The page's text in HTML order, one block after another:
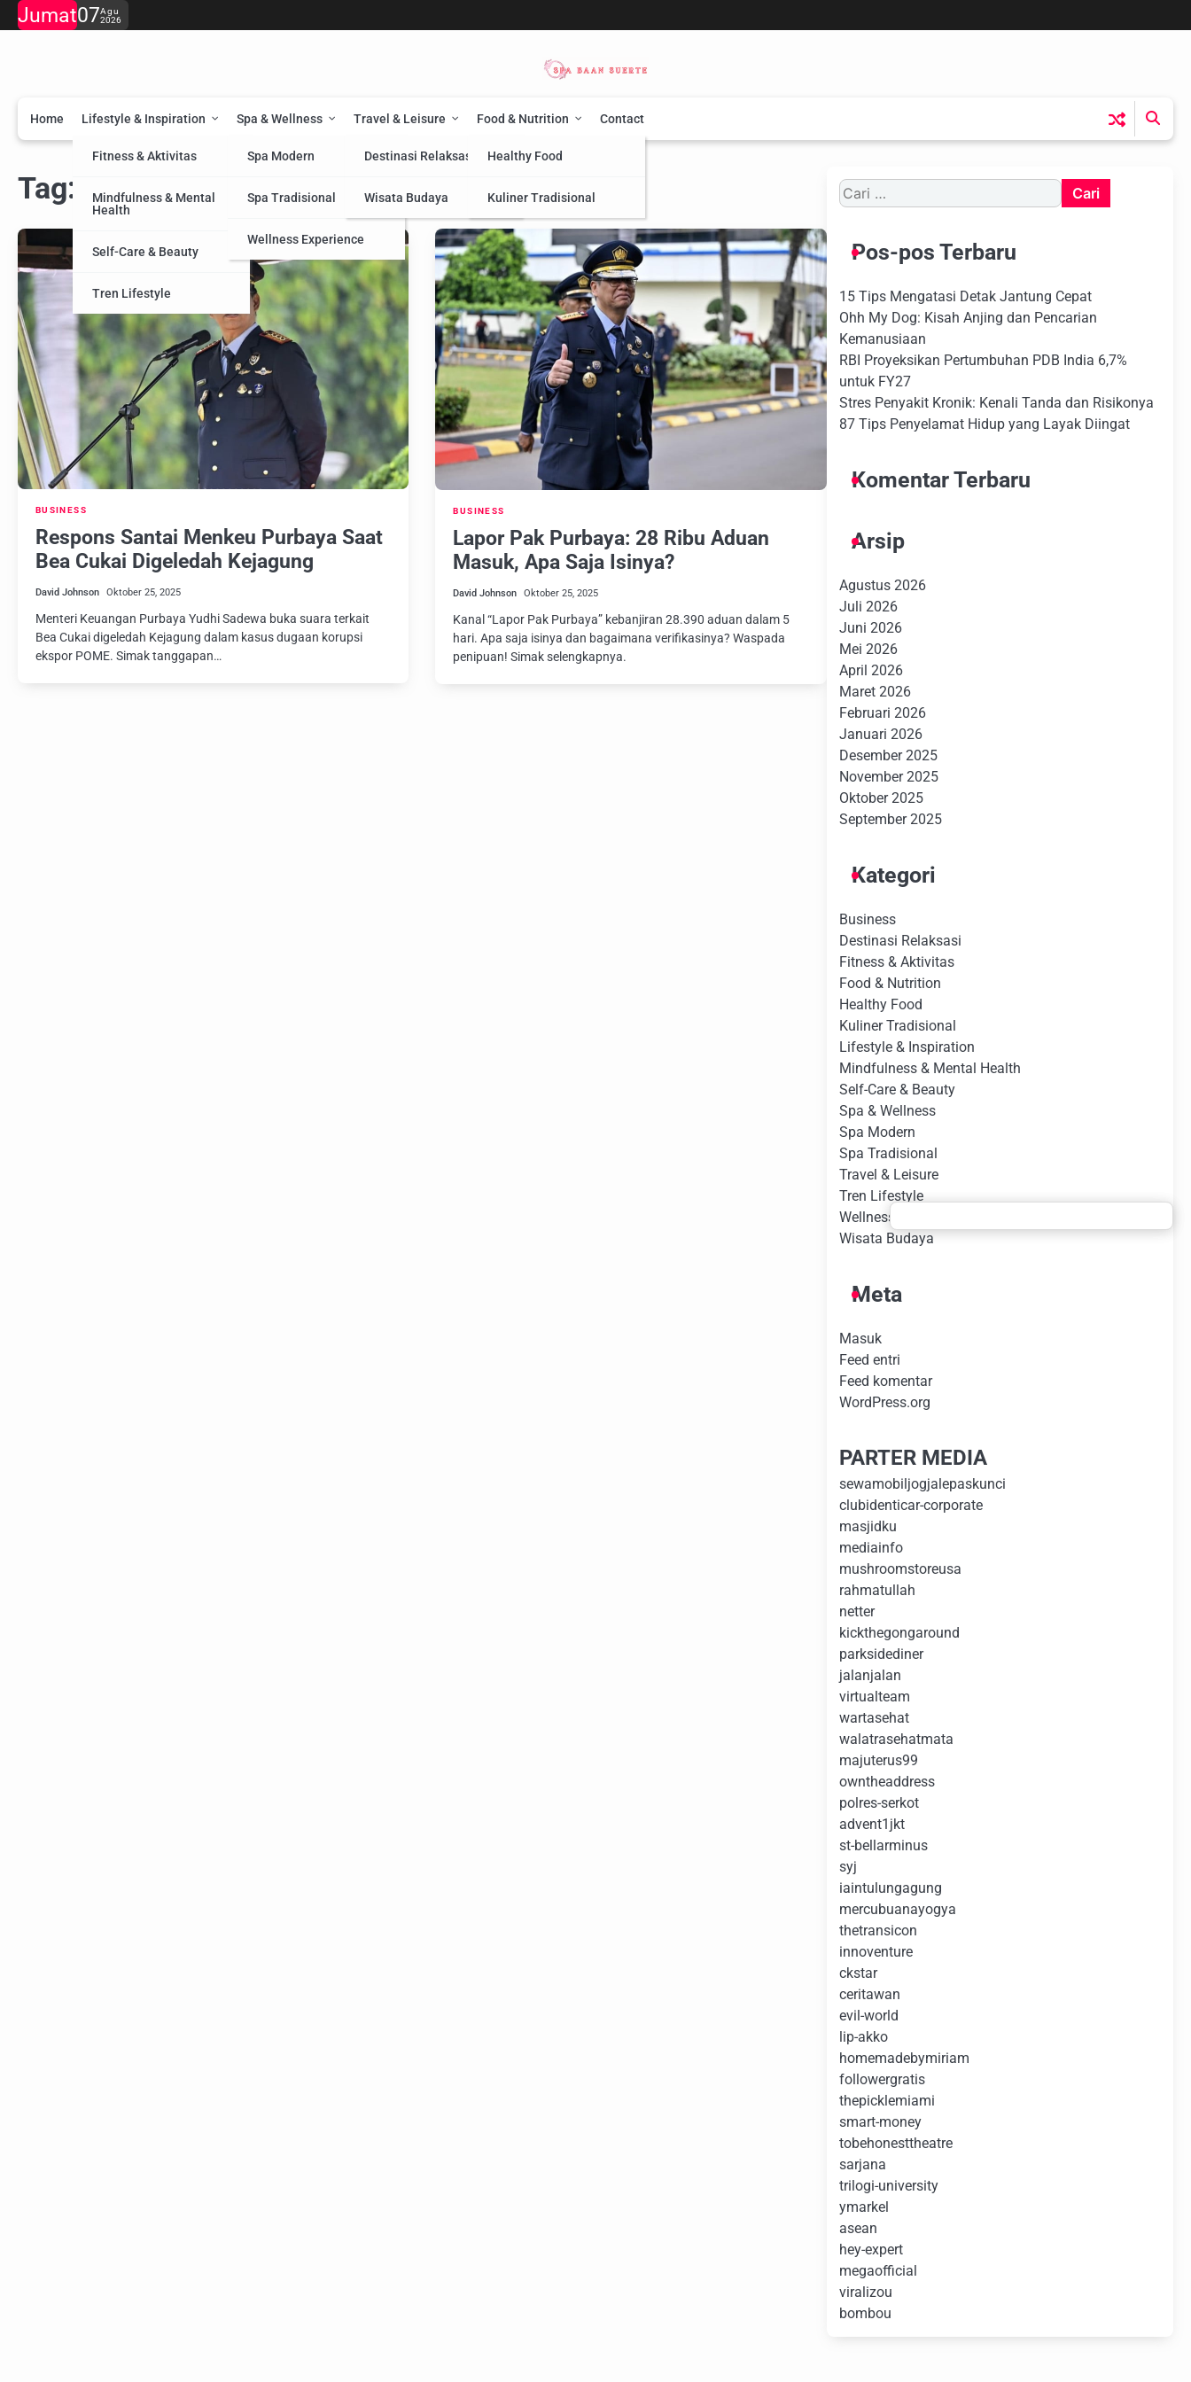
Skip
to
Jumat07Agu
2026
Home Lifestyle & Inspiration
Fitness & Aktivitas
Mindfulness & Mental
Health
Self-Care & Beauty
Tren Lifestyle
Spa & Wellness
Spa Modern
Spa Tradisional
Wellness Experience
Travel & Leisure
Destinasi Relaksasi
Wisata Budaya
Food & Nutrition
Healthy Food
Kuliner Tradisional
Contact
Tag: Bea Cukai
BUSINESS
Respons Santai Menkeu Purbaya Saat
Bea Cukai Digeledah Kejagung
David Johnson Oktober 25, 2025
Menteri Keuangan Purbaya Yudhi Sadewa buka suara terkait
Bea Cukai digeledah Kejagung dalam kasus dugaan korupsi
ekspor POME. Simak tanggapan…
BUSINESS
Lapor Pak Purbaya: 28 Ribu Aduan
Masuk, Apa Saja Isinya?
David Johnson Oktober 25, 2025
Kanal “Lapor Pak Purbaya” kebanjiran 28.390 aduan dalam 5
hari. Apa saja isinya dan bagaimana verifikasinya? Waspada
penipuan! Simak selengkapnya.
Cari
untuk:
Pos-pos Terbaru
15 Tips Mengatasi Detak Jantung Cepat
Ohh My Dog: Kisah Anjing dan Pencarian
Kemanusiaan
RBI Proyeksikan Pertumbuhan PDB India 6,7%
untuk FY27
Stres Penyakit Kronik: Kenali Tanda dan Risikonya
87 Tips Penyelamat Hidup yang Layak Diingat
Komentar Terbaru
Arsip
Agustus 2026
Juli 2026
Juni 2026
Mei 2026
April 2026
Maret 2026
Februari 2026
Januari 2026
Desember 2025
November 2025
Oktober 2025
September 2025
Kategori
Business
Destinasi Relaksasi
Fitness & Aktivitas
Food & Nutrition
Healthy Food
Kuliner Tradisional
Lifestyle & Inspiration
Mindfulness & Mental Health
Self-Care & Beauty
Spa & Wellness
Spa Modern
Spa Tradisional
Travel & Leisure
Tren Lifestyle
Wellness Experience
Wisata Budaya
Meta
Masuk
Feed entri
Feed komentar
WordPress.org
PARTER MEDIA
sewamobiljogjalepaskunci
clubidenticar-corporate
masjidku
mediainfo
mushroomstoreusa
rahmatullah
netter
kickthegongaround
parksidediner
jalanjalan
virtualteam
wartasehat
walatrasehatmata
majuterus99
owntheaddress
polres-serkot
advent1jkt
st-bellarminus
syj
iaintulungagung
mercubuanayogya
thetransicon
innoventure
ckstar
ceritawan
evil-world
lip-akko
homemadebymiriam
followergratis
thepicklemiami
smart-money
tobehonesttheatre
sarjana
trilogi-university
ymarkel
asean
hey-expert
megaofficial
viralizou
bombou